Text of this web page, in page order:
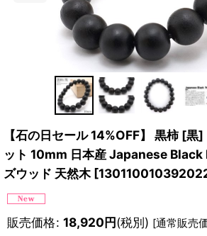
【石の日セール 14%OFF】 黒柿 [黒
ット 10mm 日本産 Japanese
ズウッド 天然木 [
販売価格: 18,920円(税別) [通常販売